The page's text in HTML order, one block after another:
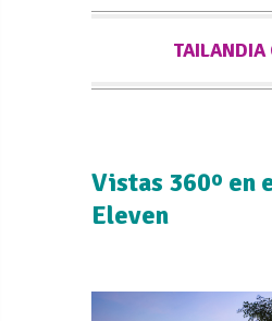
TAILANDIA
Vistas 360º en
Eleven